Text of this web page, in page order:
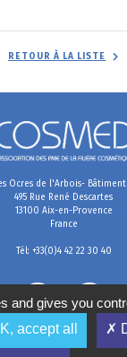
RETOUR À LA LISTE
Ocres de l'Arbois- Bâtiment
495 Rue René Descartes
13100 Aix-en-Provence
France
Tél: +33(0)4 42 22 30 40
and gives you
accept all ✗